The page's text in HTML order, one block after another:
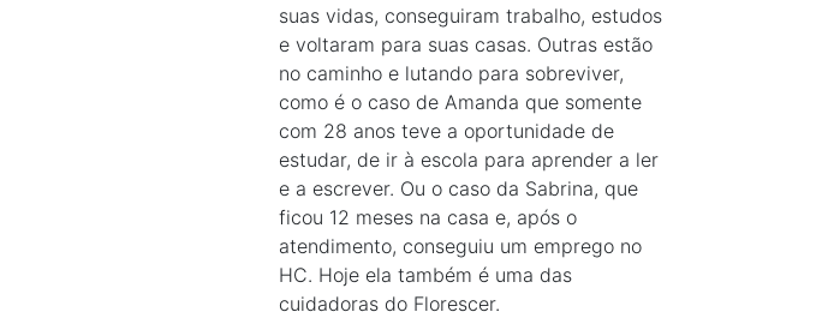
suas vidas, conseguiram trabalho, estudos
e voltaram para suas casas. Outras estão
no caminho e lutando para sobreviver,
como é o caso de Amanda que somente
com 28 anos teve a oportunidade de
estudar, de ir à escola para aprender a ler
e a escrever. Ou o caso da Sabrina, que
ficou 12 meses na casa e, após o
atendimento, conseguiu um emprego no
HC. Hoje ela também é uma das
cuidadoras do Florescer.